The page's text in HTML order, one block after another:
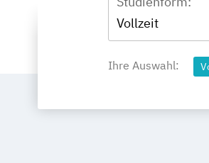
Vollzeit
Ihre Auswahl: